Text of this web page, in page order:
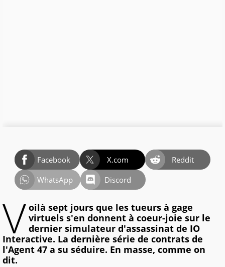
Facebook X.com
Reddit
WhatsApp
Discord
V oilà sept jours que les tueurs à gage
virtuels s'en donnent à coeur-joie sur le
dernier simulateur d'assassinat de IO
Interactive. La dernière série de contrats de
l'Agent 47 a su séduire. En masse, comme on
dit.